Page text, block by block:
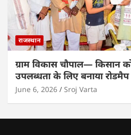
राजस्थान
ग्राम विकास चौपाल— किसान
उपलब्धता के लिए बनाया रोडमैप
June 6, 2026 Sroj Varta